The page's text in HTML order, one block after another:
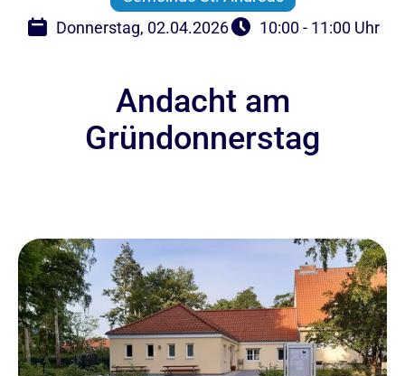
Donnerstag, 02.04.2026
10:00 - 11:00 Uhr
Andacht am
Gründonnerstag